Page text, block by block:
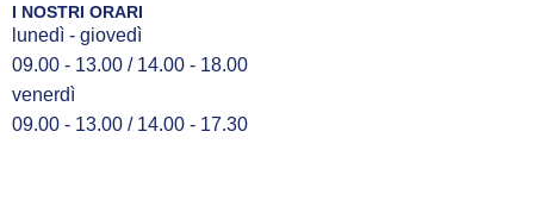
I NOSTRI ORARI
lunedì - giovedì
09.00 - 13.00 / 14.00 - 18.00
venerdì
09.00 - 13.00 / 14.00 - 17.30